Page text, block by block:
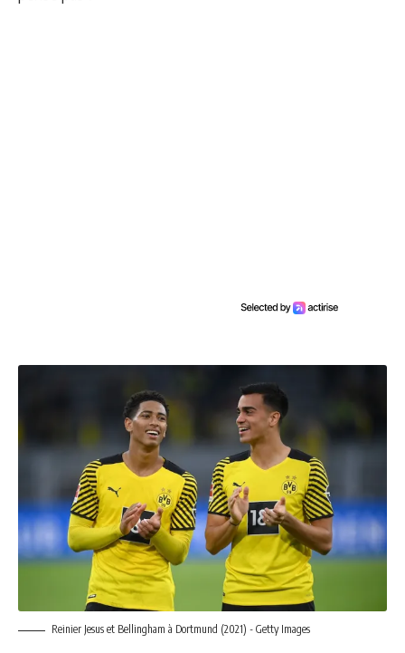
Reinier Jesus et Bellingham à Dortmund (2021) - Getty Images